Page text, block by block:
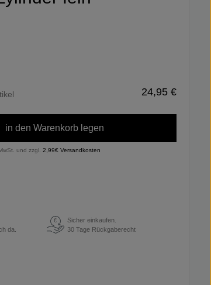
24,95 €
in den Warenkorb legen
und zzgl. 2,99€ Versandkosten
da.
€
Sicher einkaufen.
30 Tage Rückgaberecht